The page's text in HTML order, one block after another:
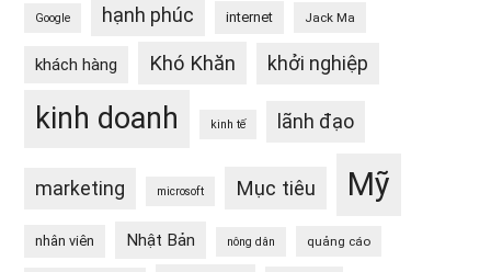
Google hạnh phúc internet Jack Ma
khách hàng Khó Khăn khởi nghiệp
kinh doanh kinh tế lãnh đạo
marketing microsoft Mục tiêu Mỹ
nhân viên Nhật Bản nông dân quảng cáo